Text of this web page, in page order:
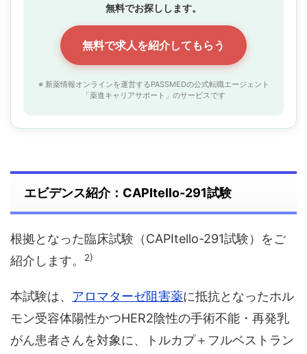
無料でお探しします。
無料で求人を紹介してもらう
※ 新薬情報オンラインを運営するPASSMEDの公式転職エージェント
「薬進キャリアサポート」のサービスです
エビデンス紹介：CAPItello-291試験
根拠となった臨床試験（CAPItello-291試験）をご
紹介します。
2)
本試験は、 アロマターゼ阻害薬に抵抗となったホル
モン受容体陽性かつHER2陰性の手術不能・再発乳
がん患者さんを対象に、トルカプ＋フルベストラン